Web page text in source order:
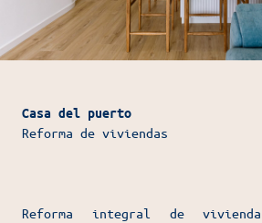
Casa del puerto
Reforma de viviendas
Reforma integral de